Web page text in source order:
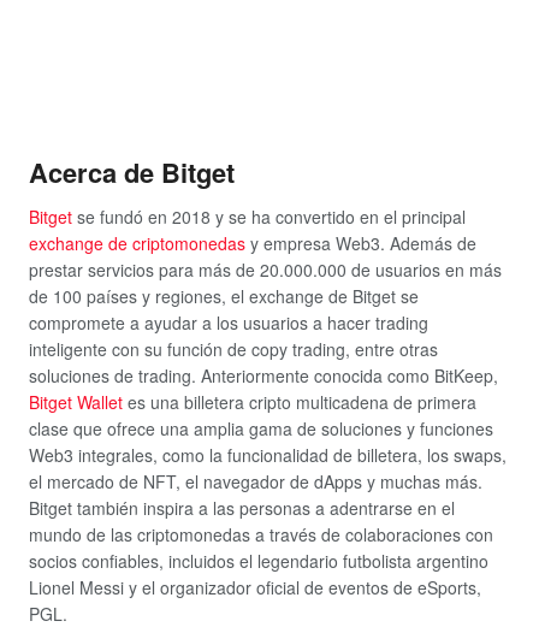
Acerca de Bitget
Bitget se fundó en 2018 y se ha convertido en el principal
exchange de criptomonedas y empresa Web3. Además de
prestar servicios para más de 20.000.000 de usuarios en más
de 100 países y regiones, el exchange de Bitget se
compromete a ayudar a los usuarios a hacer trading
inteligente con su función de copy trading, entre otras
soluciones de trading. Anteriormente conocida como BitKeep,
Bitget Wallet es una billetera cripto multicadena de primera
clase que ofrece una amplia gama de soluciones y funciones
Web3 integrales, como la funcionalidad de billetera, los swaps,
el mercado de NFT, el navegador de dApps y muchas más.
Bitget también inspira a las personas a adentrarse en el
mundo de las criptomonedas a través de colaboraciones con
socios confiables, incluidos el legendario futbolista argentino
Lionel Messi y el organizador oficial de eventos de eSports,
PGL.